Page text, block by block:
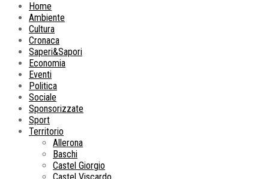
Home
Ambiente
Cultura
Cronaca
Saperi&Sapori
Economia
Eventi
Politica
Sociale
Sponsorizzate
Sport
Territorio
Allerona
Baschi
Castel Giorgio